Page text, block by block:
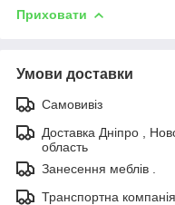
Приховати
Умови доставки
Самовивіз
Доставка Дніпро ,
область
Занесення меблів .
Транспортна компанія